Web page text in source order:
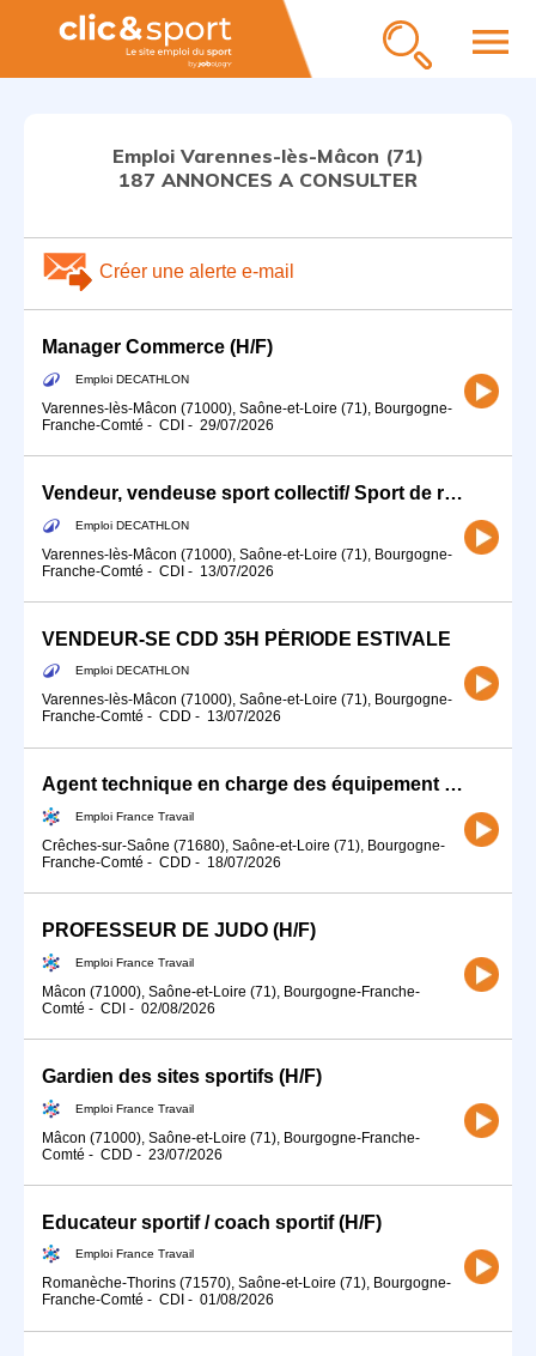
menu
Emploi Varennes-lès-Mâcon (71)
187 ANNONCES A CONSULTER
Créer une alerte e-mail
Manager Commerce (H/F)
Emploi DECATHLON
Varennes-lès-Mâcon (71000), Saône-et-Loire (71), Bourgogne-
Franche-Comté - CDI - 29/07/2026
Vendeur, vendeuse sport collectif/ Sport de raquette- Temps partiel
Emploi DECATHLON
Varennes-lès-Mâcon (71000), Saône-et-Loire (71), Bourgogne-
Franche-Comté - CDI - 13/07/2026
VENDEUR-SE CDD 35H PÉRIODE ESTIVALE
Emploi DECATHLON
Varennes-lès-Mâcon (71000), Saône-et-Loire (71), Bourgogne-
Franche-Comté - CDD - 13/07/2026
Agent technique en charge des équipement sportifs (H/F)
Emploi France Travail
Crêches-sur-Saône (71680), Saône-et-Loire (71), Bourgogne-
Franche-Comté - CDD - 18/07/2026
PROFESSEUR DE JUDO (H/F)
Emploi France Travail
Mâcon (71000), Saône-et-Loire (71), Bourgogne-Franche-
Comté - CDI - 02/08/2026
Gardien des sites sportifs (H/F)
Emploi France Travail
Mâcon (71000), Saône-et-Loire (71), Bourgogne-Franche-
Comté - CDD - 23/07/2026
Educateur sportif / coach sportif (H/F)
Emploi France Travail
Romanèche-Thorins (71570), Saône-et-Loire (71), Bourgogne-
Franche-Comté - CDI - 01/08/2026